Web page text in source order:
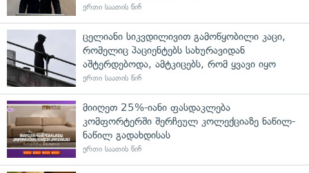
ერთი საათის წინ
ცელიანი სიკვდილივით გამოწყობილი კაცი,
რომელიც პაციენტებს სახურავიდან
აშტერდებოდა, ამტკიცებს, რომ ყვავი იყო
ერთი საათის წინ
მიიღეთ 25%-იანი ფასდაკლება
კომფორტერში შერჩეულ კოლექციაზე ნაწილ-
ნაწილ გადახდისას
ერთი საათის წინ